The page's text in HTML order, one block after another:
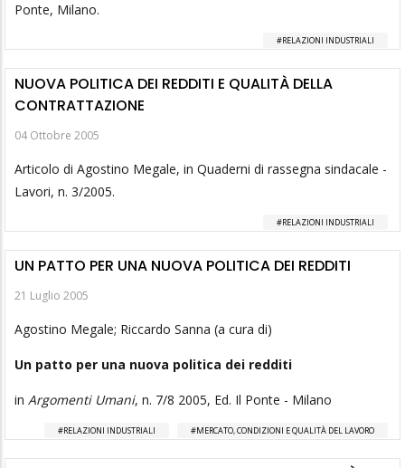
Ponte, Milano.
RELAZIONI INDUSTRIALI
NUOVA POLITICA DEI REDDITI E QUALITÀ DELLA
CONTRATTAZIONE
04 Ottobre 2005
Articolo di Agostino Megale, in Quaderni di rassegna sindacale -
Lavori, n. 3/2005.
RELAZIONI INDUSTRIALI
UN PATTO PER UNA NUOVA POLITICA DEI REDDITI
21 Luglio 2005
Agostino Megale; Riccardo Sanna (a cura di)
Un patto per una nuova politica dei redditi
in Argomenti Umani, n. 7/8 2005, Ed. Il Ponte - Milano
RELAZIONI INDUSTRIALI MERCATO, CONDIZIONI E QUALITÀ DEL LAVORO